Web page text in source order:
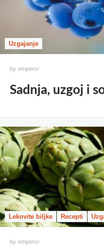
Uzgajanje
byemperor
Sadnja, uzgoj i
Lekovite biljke Recepti
byemperor